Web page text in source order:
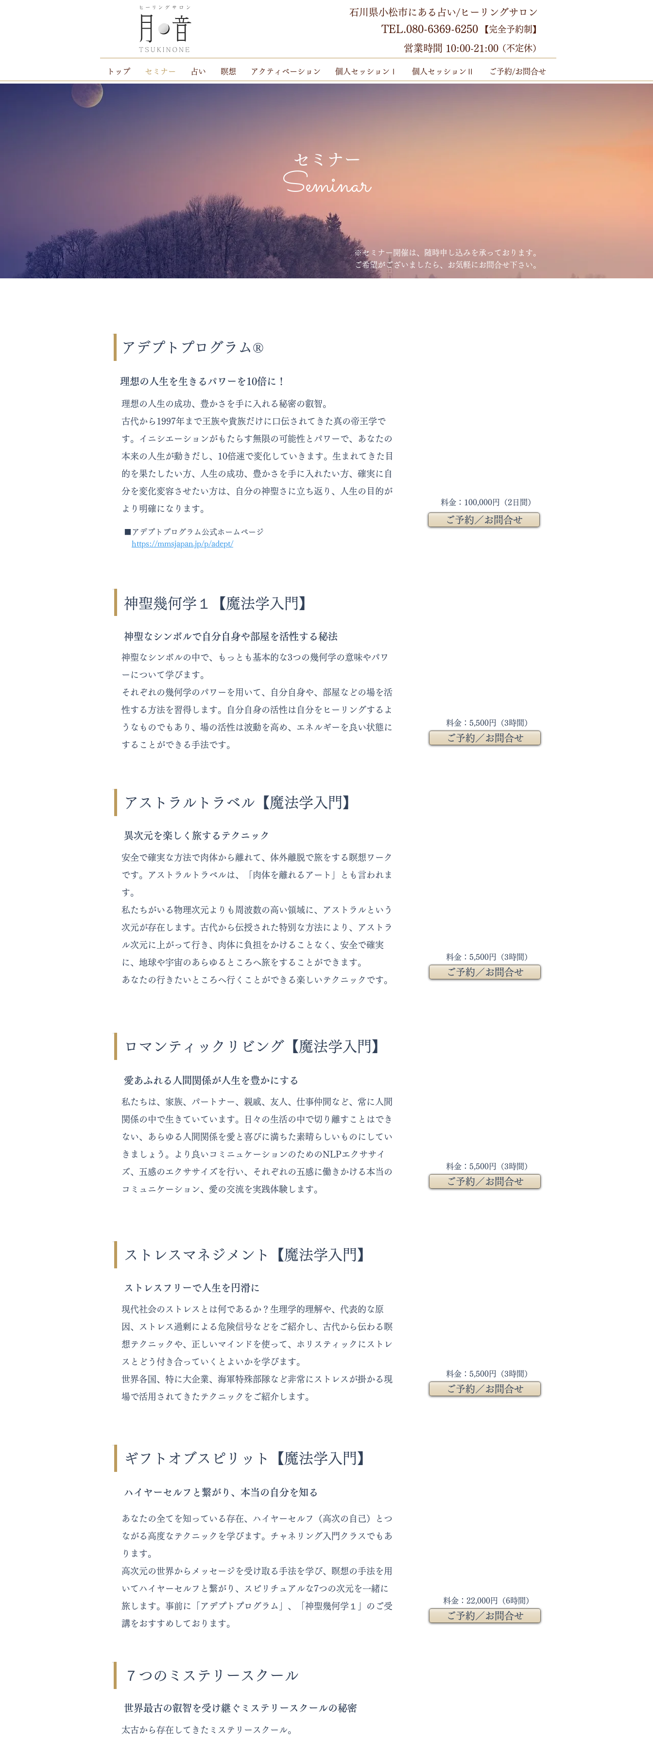
石川県小松市にある占い/ヒーリングサロン
TEL.080-6369-6250 【完全予約制】
営業時間 10:00-21:00（不定休）
トップ セミナー 占い 瞑想 アクティベーション 個人セッションⅠ 個人セッションⅡ ご予約/お問合せ
セミナー
Seminar
※セミナー開催は、随時申し込みを承っております。
ご希望がございましたら、お気軽にお問合せ下さい。
アデプトプログラム®︎
理想の人生を生きるパワーを10倍に！
理想の人生の成功、豊かさを手に入れる秘密の叡智。
古代から1997年まで王族や貴族だけに口伝されてきた真の帝王学で
す。イニシエーションがもたらす無限の可能性とパワーで、あなたの
本来の人生が動きだし、10倍速で変化していきます。生まれてきた目
的を果たしたい方、人生の成功、豊かさを手に入れたい方、確実に自
分を変化変容させたい方は、自分の神聖さに立ち返り、人生の目的が
より明確になります。
​​■アデプトプログラム公式ホームページ
https://mmsjapan.jp/p/adept/
料金：100,000円（2日間）
ご予約／お問合せ
神聖幾何学１【魔法学入門】
神聖なシンボルで自分自身や部屋を活性する秘法
神聖なシンボルの中で、もっとも基本的な3つの幾何学の意味やパワ
ーについて学びます。
それぞれの幾何学のパワーを用いて、自分自身や、部屋などの場を活
性する方法を習得します。自分自身の活性は自分をヒーリングするよ
うなものでもあり、場の活性は波動を高め、エネルギーを良い状態に
することができる手法です。
料金：5,500円（3時間）
ご予約／お問合せ
アストラルトラベル【魔法学入門 】
異次元を楽しく旅するテクニック
安全で確実な方法で肉体から離れて、体外離脱で旅をする瞑想ワーク
です。アストラルトラベルは、「肉体を離れるアート」とも言われま
す。
私たちがいる物理次元よりも周波数の高い領域に、アストラルという
次元が存在します。古代から伝授された特別な方法により、アストラ
ル次元に上がって行き、肉体に負担をかけることなく、安全で確実
に、地球や宇宙のあらゆるところへ旅をすることができます。
あなたの行きたいところへ行くことができる楽しいテクニックです。
料金：5,500円（3時間）
ご予約／お問合せ
ロマンティックリビング【魔法学入門 】
愛あふれる人間関係が人生を豊かにする
私たちは、家族、パートナー、親戚、友人、仕事仲間など、常に人間
関係の中で生きていています。日々の生活の中で切り離すことはでき
ない、あらゆる人間関係を愛と喜びに満ちた素晴らしいものにしてい
きましょう。より良いコミニュケーションのためのNLPエクササイ
ズ、五感のエクササイズを行い、それぞれの五感に働きかける本当の
コミュニケーション、愛の交流を実践体験します。
料金：5,500円（3時間）
ご予約／お問合せ
ストレスマネジメント【魔法学入門 】
ストレスフリーで人生を円滑に
現代社会のストレスとは何であるか？生理学的理解や、代表的な原
因、ストレス過剰による危険信号などをご紹介し、古代から伝わる瞑
想テクニックや、正しいマインドを使って、ホリスティックにストレ
スとどう付き合っていくとよいかを学びます。
世界各国、特に大企業、海軍特殊部隊など非常にストレスが掛かる現
場で活用されてきたテクニックをご紹介します。
料金：5,500円（3時間）
ご予約／お問合せ
ギフトオブスピリット【魔法学入門 】
ハイヤーセルフと繋がり、本当の自分を知る
あなたの全てを知っている存在、ハイヤーセルフ（高次の自己）とつ
ながる高度なテクニックを学びます。チャネリング入門クラスでもあ
ります。
高次元の世界からメッセージを受け取る手法を学び、瞑想の手法を用
いてハイヤーセルフと繋がり、スピリチュアルな7つの次元を一緒に
旅します。事前に「アデプトプログラム」、「神聖幾何学１」のご受
講をおすすめしております。
料金：22,000円（6時間）
ご予約／お問合せ
７つのミステリースクール
世界最古の叡智を受け継ぐミステリースクールの秘密
太古から存在してきたミステリースクール。